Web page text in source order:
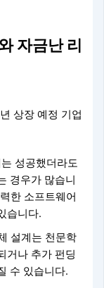
자금난 리
상장 예정 기업
성공했더라도
경우가 많습니
한 소프트웨어
습니다.
설계는 천문학
거나 추가 펀딩
수 있습니다.